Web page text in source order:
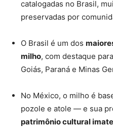
catalogadas no Brasil,
preservadas por
O Brasil é um dos
milho, com destaque
Goiás, Paraná e Minas
No México, o milho é
pozole e atole — e sua
patrimônio cultural